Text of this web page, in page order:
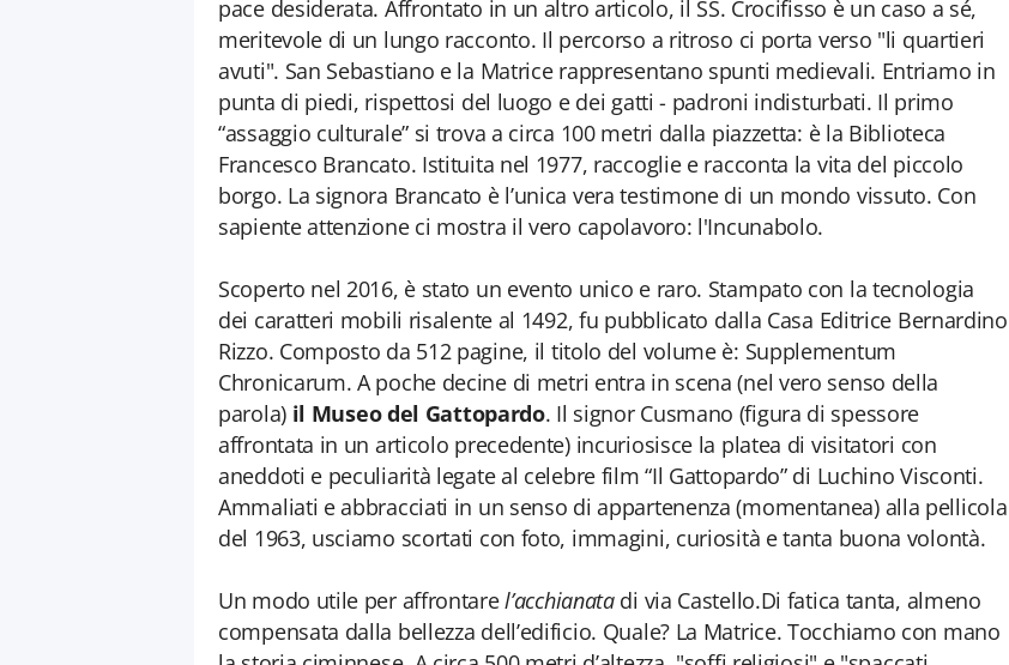
pace desiderata. Affrontato in un altro articolo, il SS. Crocifisso è un caso a sé,
meritevole di un lungo racconto. Il percorso a ritroso ci porta verso "li quartieri
avuti". San Sebastiano e la Matrice rappresentano spunti medievali. Entriamo in
punta di piedi, rispettosi del luogo e dei gatti - padroni indisturbati. Il primo
“assaggio culturale” si trova a circa 100 metri dalla piazzetta: è la Biblioteca
Francesco Brancato. Istituita nel 1977, raccoglie e racconta la vita del piccolo
borgo. La signora Brancato è l’unica vera testimone di un mondo vissuto. Con
sapiente attenzione ci mostra il vero capolavoro: l'Incunabolo.
Scoperto nel 2016, è stato un evento unico e raro. Stampato con la tecnologia
dei caratteri mobili risalente al 1492, fu pubblicato dalla Casa Editrice Bernardino
Rizzo. Composto da 512 pagine, il titolo del volume è: Supplementum
Chronicarum. A poche decine di metri entra in scena (nel vero senso della
parola) il Museo del Gattopardo. Il signor Cusmano (figura di spessore
affrontata in un articolo precedente) incuriosisce la platea di visitatori con
aneddoti e peculiarità legate al celebre film “Il Gattopardo” di Luchino Visconti.
Ammaliati e abbracciati in un senso di appartenenza (momentanea) alla pellicola
del 1963, usciamo scortati con foto, immagini, curiosità e tanta buona volontà.
Un modo utile per affrontarel’acchianatadi via Castello.Di fatica tanta, almeno
compensata dalla bellezza dell’edificio. Quale? La Matrice. Tocchiamo con mano